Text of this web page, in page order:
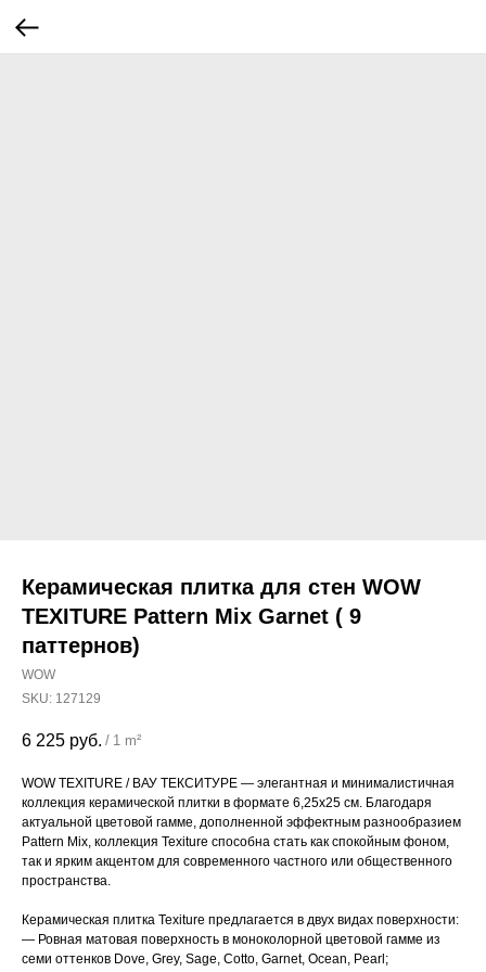
Керамическая плитка для стен WOW
TEXITURE Pattern Mix Garnet ( 9
паттернов)
WOW
SKU: 127129
6 225 руб. / 1 m²
WOW TEXITURE / ВАУ ТЕКСИТУРЕ — элегантная и минималистичная
коллекция керамической плитки в формате 6,25х25 см. Благодаря
актуальной цветовой гамме, дополненной эффектным разнообразием
Pattern Mix, коллекция Texiture способна стать как спокойным фоном,
так и ярким акцентом для современного частного или общественного
пространства.
Керамическая плитка Texiture предлагается в двух видах поверхности:
— Ровная матовая поверхность в моноколорной цветовой гамме из
семи оттенков Dove, Grey, Sage, Cotto, Garnet, Ocean, Pearl;